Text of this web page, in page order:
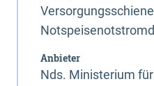
Anbieter
Nds. Ministerium